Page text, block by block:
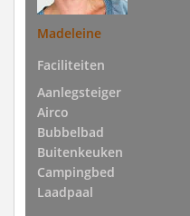
Madeleine
Faciliteiten
Aanlegsteiger
Airco
Bubbelbad
Buitenkeuken
Campingbed
Laadpaal